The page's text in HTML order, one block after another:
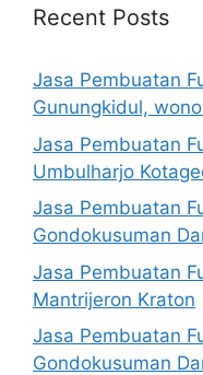
Recent Posts
Jasa Pembuatan
Gunungkidul,
Jasa Pembuatan
Umbulharjo
Jasa Pembuatan
Gondokusuman
Jasa Pembuatan
Mantrijeron Kraton
Jasa Pembuatan
Gondokusuman